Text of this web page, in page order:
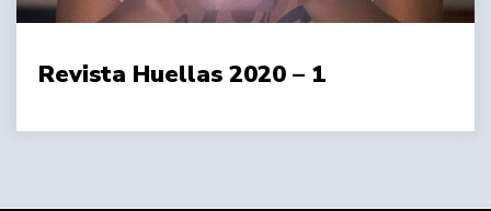
Revista Huellas 2020 – 1